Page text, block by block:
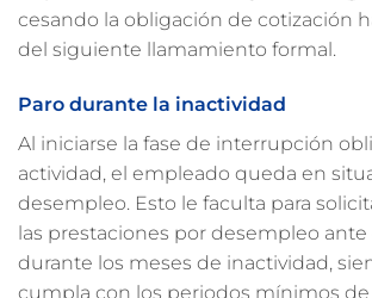
cesando la obligación de cotización
del siguiente llamamiento formal.
Paro durante la inactividad
Al iniciarse la fase de interrupción
actividad, el empleado queda en
desempleo. Esto le faculta para
las prestaciones por desempleo ante
durante los meses de inactividad,
cumpla con los periodos mínimos